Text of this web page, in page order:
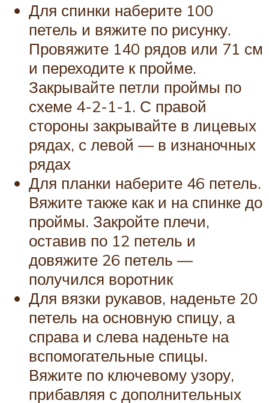
Для спинки наберите 100
петель и вяжите по рисунку.
Провяжите 140 рядов или 71 см
и переходите к пройме.
Закрывайте петли проймы по
схеме 4-2-1-1. С правой
стороны закрывайте в лицевых
рядах, с левой — в изнаночных
рядах
Для планки наберите 46 петель.
Вяжите также как и на спинке до
проймы. Закройте плечи,
оставив по 12 петель и
довяжите 26 петель —
получился воротник
Для вязки рукавов, наденьте 20
петель на основную спицу, а
справа и слева наденьте на
вспомогательные спицы.
Вяжите по ключевому узору,
прибавляя с дополнительных